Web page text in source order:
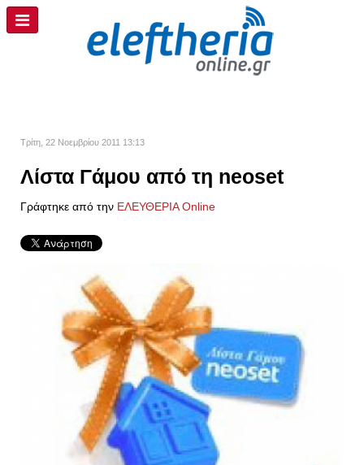
Τρίτη, 22 Νοεμβρίου 2011 13:13
Λίστα Γάμου από τη neoset
Γράφτηκε από την ΕΛΕΥΘΕΡΙΑ Online